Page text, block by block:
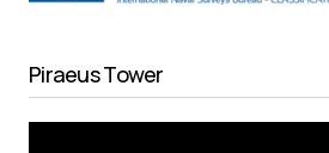
Piraeus Tower